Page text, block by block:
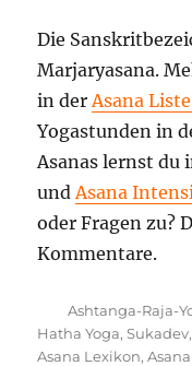
Die
Marjaryasana.
in der Asana
Yogastunden in
Asanas lernst du
und Asana
oder Fragen zu?
Kommentare.
Autor
Ashtanga-Raja-
Hatha Yoga,Sukadev
Asana Lexikon,